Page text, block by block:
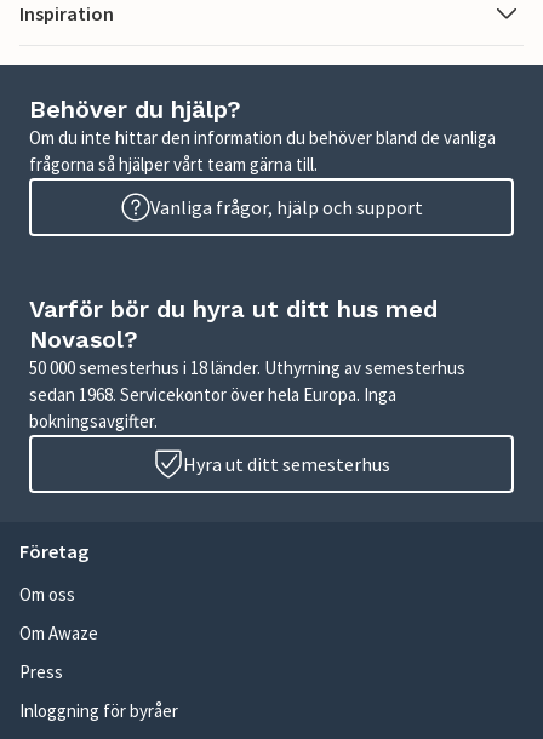
Inspiration
Behöver du hjälp?
Om du inte hittar den information du behöver bland de vanliga
frågorna så hjälper vårt team gärna till.
Vanliga frågor, hjälp och support
Varför bör du hyra ut ditt hus med
Novasol?
50 000 semesterhus i 18 länder. Uthyrning av semesterhus
sedan 1968. Servicekontor över hela Europa. Inga
bokningsavgifter.
Hyra ut ditt semesterhus
Företag
Om oss
Om Awaze
Press
Inloggning för byråer